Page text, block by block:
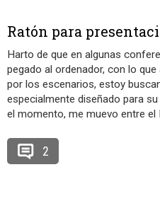
Ratón para
Harto de que en algunas
pegado al ordenador, con lo
por los escenarios, estoy
especialmente diseñado para
el momento, me muevo entre el
2